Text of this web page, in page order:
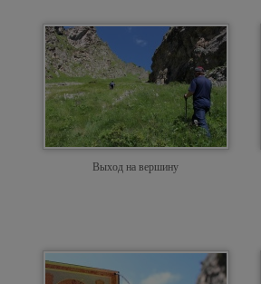
Выход на вершину